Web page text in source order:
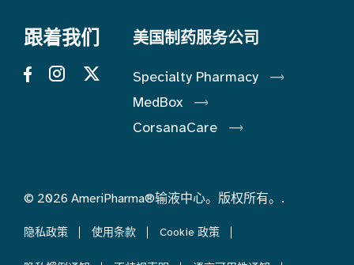
跟着我们 美国制药服务公司
Specialty Pharmacy
MedBox
CorsanaCare
© 2026 AmeriPharma®输液中心。版权所有。.
隐私政策 使用条款 Cookie 政策